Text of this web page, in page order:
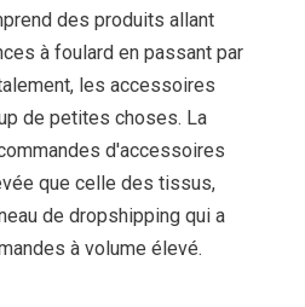
des produits allant
à foulard en passant par
les accessoires
de petites choses. La
d'accessoires
que celle des tissus,
de dropshipping qui a
à volume élevé.